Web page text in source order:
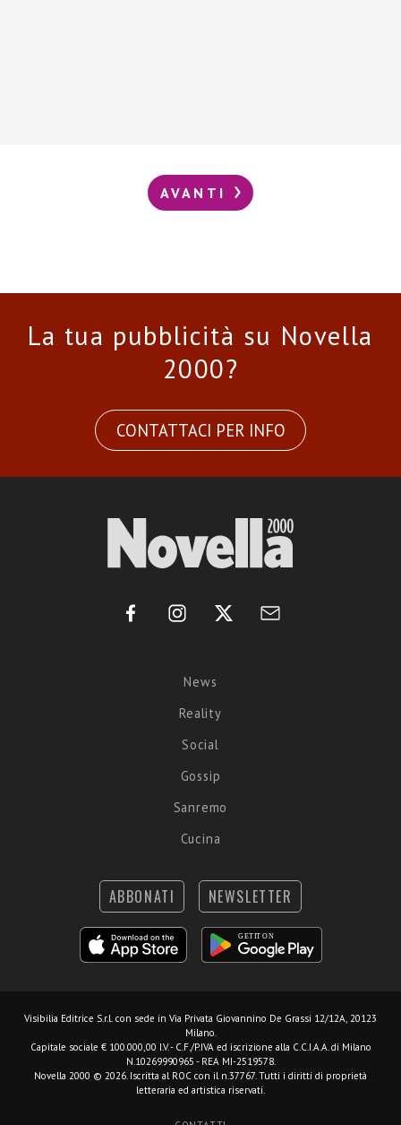
AVANTI
La tua pubblicità su Novella
2000?
CONTATTACI PER INFO
News
Reality
Social
Gossip
Sanremo
Cucina
ABBONATI NEWSLETTER
Visibilia Editrice S.r.l. con sede in Via Privata Giovannino De Grassi 12/12A, 20123
Milano.
Capitale sociale € 100.000,00 I.V. - C.F./P.IVA ed iscrizione alla C.C.I.A.A. di Milano
N.10269990965 - REA MI-2519578.
Novella 2000 © 2026. Iscritta al ROC con il n.37767. Tutti i diritti di proprietà
letteraria ed artistica riservati.